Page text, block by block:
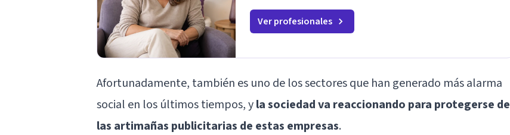
Ver profesionales
Afortunadamente, también es uno de los sectores que han generado más alarma
social en los últimos tiempos, yla sociedad va reaccionando para protegerse de
las artimañas publicitarias de estas empresas.